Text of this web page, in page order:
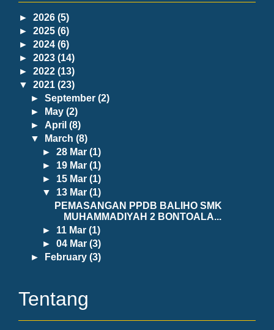
► 2026 (5)
► 2025 (6)
► 2024 (6)
► 2023 (14)
► 2022 (13)
▼ 2021 (23)
►September(2)
►
May(2)
► April(8)
▼
March(8)
►28 Mar(1)
► 19 Mar(1)
► 15 Mar(1)
▼ 13 Mar(1)
PEMASANGAN PPDB BALIHO SMK
MUHAMMADIYAH 2 BONTOALA...
► 11 Mar(1)
►04 Mar(3)
►
February(3)
Tentang